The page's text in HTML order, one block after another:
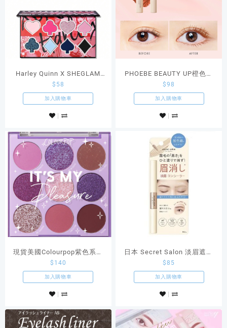
Harley Quinn X SHEGLAM
Mad Love Color Palette 小丑
女眼影盤
$ 58
加入購物車
PHOEBE BEAUTY UP橙色睫
毛液
$98
加入購物車
現貨美國Colourpop紫色系九
宮格眼影It’s My Pleasure
$ 140
加入購物車
日本 Secret Salon 淡眉遮瑕
膏 眉毛遮瑕膏
$85
加入購物車